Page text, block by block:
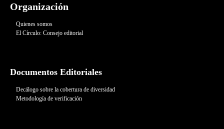
Organización
Quienes somos
El Círculo: Consejo editorial
Documentos Editoriales
Decálogo sobre la cobertura de diversidad
Metodología de verificación